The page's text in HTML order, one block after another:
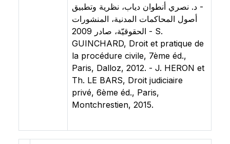
- د. نصري أنطوان دياب، نظرية وتطبيق
أصول المحاكمات المدنية، المنشورات
الحقوقيّة، صادر 2009 - S.
GUINCHARD, Droit et pratique de
la procédure civile, 7ème éd.,
Paris, Dalloz, 2012. - J. HERON et
Th. LE BARS, Droit judiciaire
privé, 6ème éd., Paris,
Montchrestien, 2015.